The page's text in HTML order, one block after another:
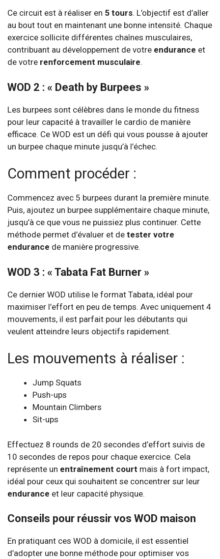
Ce circuit est à réaliser en 5 tours. L’objectif est d’aller
au bout tout en maintenant une bonne intensité. Chaque
exercice sollicite différentes chaînes musculaires,
contribuant au développement de votre endurance et
de votre renforcement musculaire.
WOD 2 : « Death by Burpees »
Les burpees sont célèbres dans le monde du fitness
pour leur capacité à travailler le cardio de manière
efficace. Ce WOD est un défi qui vous pousse à ajouter
un burpee chaque minute jusqu’à l’échec.
Comment procéder :
Commencez avec 5 burpees durant la première minute.
Puis, ajoutez un burpee supplémentaire chaque minute,
jusqu’à ce que vous ne puissiez plus continuer. Cette
méthode permet d’évaluer et de tester votre
endurance de manière progressive.
WOD 3 : « Tabata Fat Burner »
Ce dernier WOD utilise le format Tabata, idéal pour
maximiser l’effort en peu de temps. Avec uniquement 4
mouvements, il est parfait pour les débutants qui
veulent atteindre leurs objectifs rapidement.
Les mouvements à réaliser :
Jump Squats
Push-ups
Mountain Climbers
Sit-ups
Effectuez 8 rounds de 20 secondes d’effort suivis de
10 secondes de repos pour chaque exercice. Cela
représente un entraînement court mais à fort impact,
idéal pour ceux qui souhaitent se concentrer sur leur
endurance et leur capacité physique.
Conseils pour réussir vos WOD maison
En pratiquant ces WOD à domicile, il est essentiel
d’adopter une bonne méthode pour optimiser vos